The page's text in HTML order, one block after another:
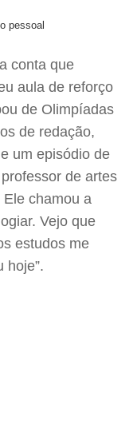
pessoal
conta que
aula de reforço
de Olimpíadas
de redação,
um episódio de
de artes
chamou a
Vejo que
estudos me
hoje”.